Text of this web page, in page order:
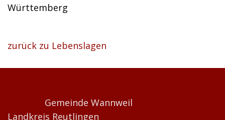
Württemberg
zurück zu Lebenslagen
Gemeinde Wannweil
Landkreis Reutlingen